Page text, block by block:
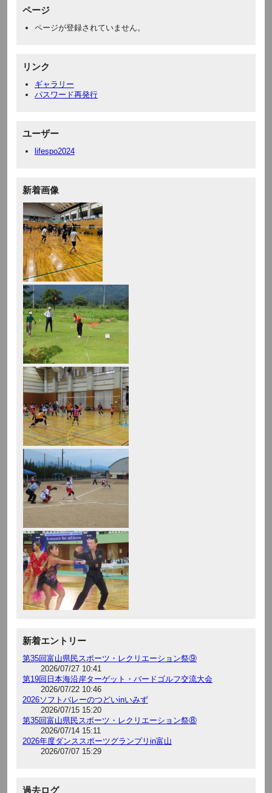
ページ
ページが登録されていません。
リンク
ギャラリー
パスワード再発行
ユーザー
lifespo2024
新着画像
新着エントリー
第35回富山県民スポーツ・レクリエーション祭⑨
2026/07/27 10:41
第19回日本海沿岸ターゲット・バードゴルフ交流大会
2026/07/22 10:46
2026ソフトバレーのつどいinいみず
2026/07/15 15:20
第35回富山県民スポーツ・レクリエーション祭⑧
2026/07/14 15:11
2026年度ダンススポーツグランプリin富山
2026/07/07 15:29
過去ログ